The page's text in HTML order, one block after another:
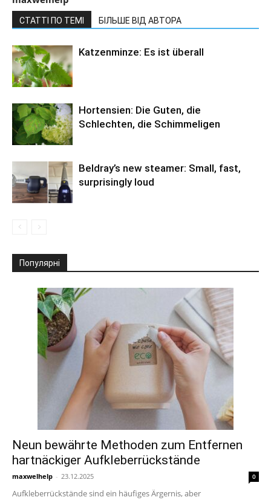
СТАТТІ ПО ТЕМІ БІЛЬШЕ ВІД АВТОРА
Katzenminze: Es ist überall
Hortensien: Die Guten, die
Schlechten, die Schimmeligen
Beldray’s new steamer: Small, fast,
surprisingly loud
Популярні
Neun bewährte Methoden zum Entfernen
hartnäckiger Aufkleberrückstände
maxwelhelp - 23.12.2025 0
Aufkleberrückstände sind ein häufiges Ärgernis, aber